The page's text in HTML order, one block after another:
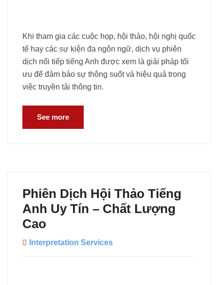
Khi tham gia các cuộc họp, hội thảo, hội nghị quốc
tế hay các sự kiện đa ngôn ngữ, dịch vụ phiên
dịch nối tiếp tiếng Anh được xem là giải pháp tối
ưu để đảm bảo sự thông suốt và hiệu quả trong
việc truyền tải thông tin.
See more
Phiên Dịch Hội Thảo Tiếng
Anh Uy Tín – Chất Lượng
Cao
Interpretation Services